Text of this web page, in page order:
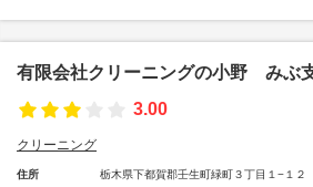
有限会社クリーニングの小野 みぶ
3.00
クリーニング
住所 栃木県下都賀郡壬生町緑町３丁目１−１２